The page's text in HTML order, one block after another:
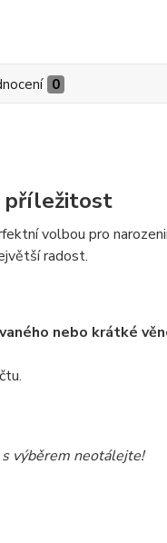
0
příležitost
volbou pro
radost.
nebo krátké
výběrem neotálejte!